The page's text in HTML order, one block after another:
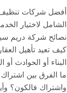
أفضل شركات تنظيف
الشامل لاختيار
نصائح شركة دريم
كيف تعيد تأهيل
البناء أو الحوادث أو
ما الفرق بين
واشتراك فالكون؟